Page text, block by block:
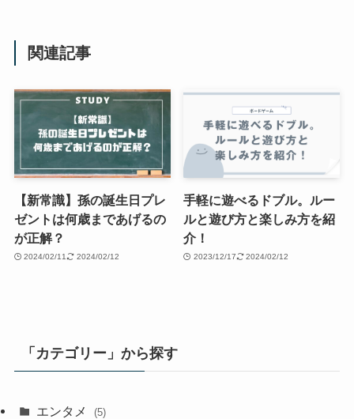
関連記事
【新常識】孫の誕生日プレ
ゼントは何歳まであげるの
が正解？
2024/02/11 2024/02/12
手軽に遊べるドブル。ルー
ルと遊び方と楽しみ方を紹
介！
2023/12/17 2024/02/12
「カテゴリー」から探す
エンタメ (5)